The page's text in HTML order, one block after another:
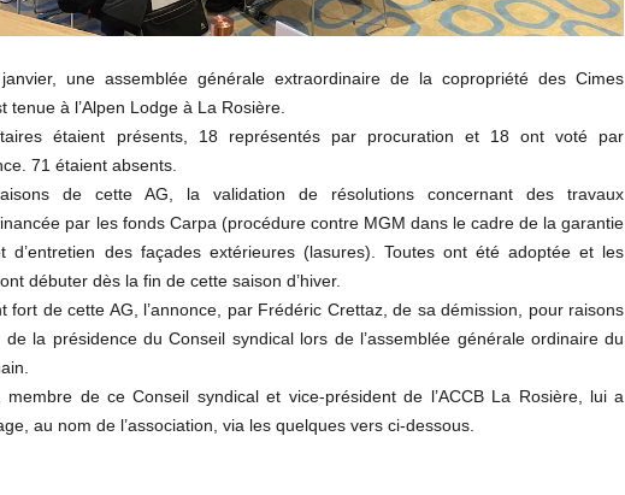
une assemblée générale extraordinaire de la copropriété des Cimes
tenue à l’Alpen Lodge à La Rosière.
étaient présents, 18 représentés par procuration et 18 ont voté par
71 étaient absents.
de cette AG, la validation de résolutions concernant des travaux
par les fonds Carpa (procédure contre MGM dans le cadre de la garantie
d’entretien des façades extérieures (lasures). Toutes ont été adoptée et les
débuter dès la fin de cette saison d’hiver.
fort de cette AG, l’annonce, par Frédéric Crettaz, de sa démission, pour raisons
de la présidence du Conseil syndical lors de l’assemblée générale ordinaire du
membre de ce Conseil syndical et vice-président de l’ACCB La Rosière, lui a
au nom de l’association, via les quelques vers ci-dessous.